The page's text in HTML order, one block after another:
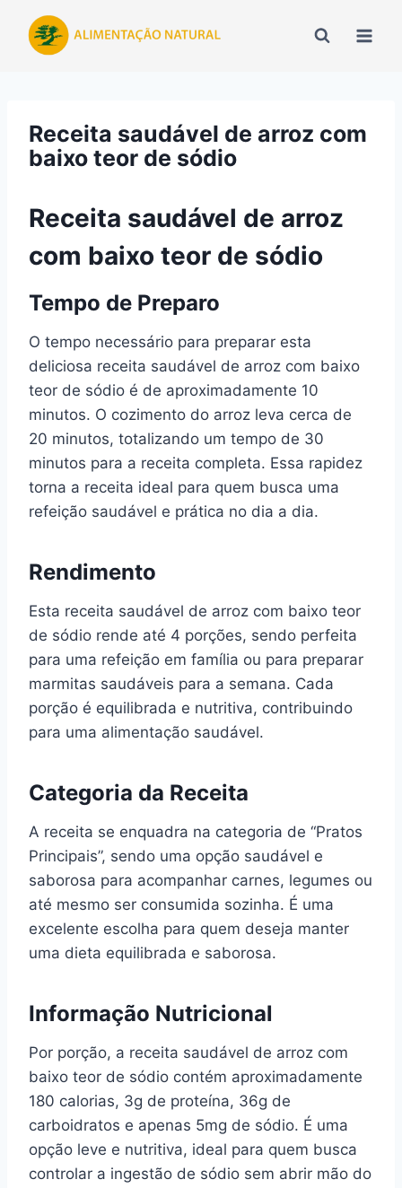
para
Receita saudável de arroz com
baixo teor de sódio
Receita saudável de arroz
com baixo teor de sódio
Tempo de Preparo
O tempo necessário para preparar esta
deliciosa receita saudável de arroz com baixo
teor de sódio é de aproximadamente 10
minutos. O cozimento do arroz leva cerca de
20 minutos, totalizando um tempo de 30
minutos para a receita completa. Essa rapidez
torna a receita ideal para quem busca uma
refeição saudável e prática no dia a dia.
Rendimento
Esta receita saudável de arroz com baixo teor
de sódio rende até 4 porções, sendo perfeita
para uma refeição em família ou para preparar
marmitas saudáveis para a semana. Cada
porção é equilibrada e nutritiva, contribuindo
para uma alimentação saudável.
Categoria da Receita
A receita se enquadra na categoria de “Pratos
Principais”, sendo uma opção saudável e
saborosa para acompanhar carnes, legumes ou
até mesmo ser consumida sozinha. É uma
excelente escolha para quem deseja manter
uma dieta equilibrada e saborosa.
Informação Nutricional
Por porção, a receita saudável de arroz com
baixo teor de sódio contém aproximadamente
180 calorias, 3g de proteína, 36g de
carboidratos e apenas 5mg de sódio. É uma
opção leve e nutritiva, ideal para quem busca
controlar a ingestão de sódio sem abrir mão do